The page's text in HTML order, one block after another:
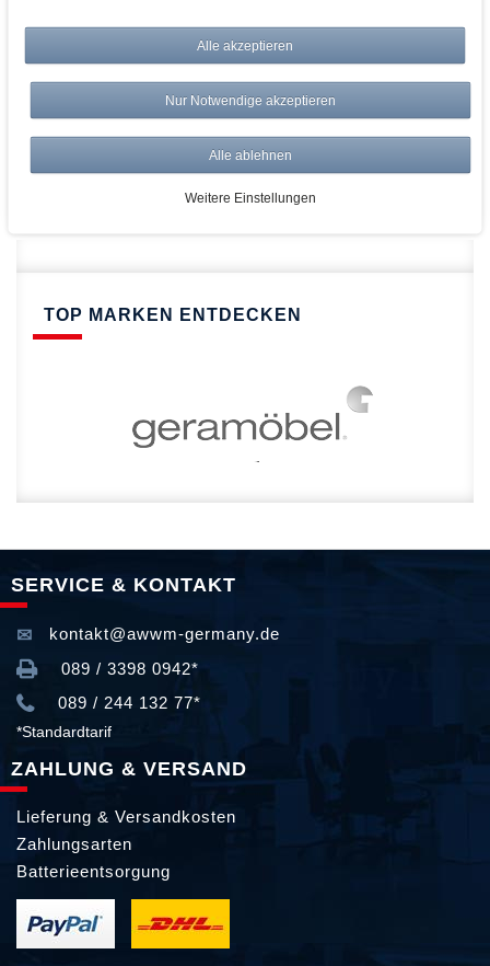
Versandkostenfrei ab 150€
Risikolos: 14 Tage Rückgabe
Über 20.000 Artikel
Schnelle Lieferung
TOP MARKEN ENTDECKEN
SERVICE & KONTAKT
kontakt@awwm-germany.de
089 / 3398 0942*
089 / 244 132 77*
*Standardtarif
ZAHLUNG & VERSAND
Lieferung & Versandkosten
Zahlungsarten
Batterieentsorgung
Alle akzeptieren
Nur Notwendige akzeptieren
Alle ablehnen
Weitere Einstellungen